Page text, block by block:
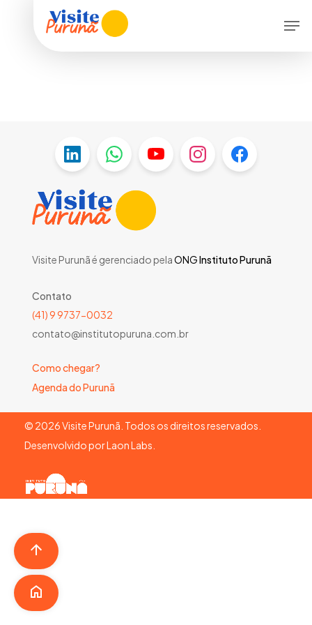
Visite Purunã é gerenciado pelaONGInstituto Purunã
Contato
(41) 9 9737-0032
contato@institutopuruna.com.br
Como chegar?
Agenda do Purunã
© 2026Visite Purunã. Todos os direitos reservados.
Desenvolvido porLaon Labs